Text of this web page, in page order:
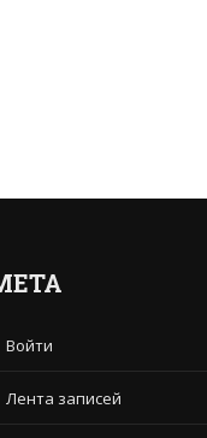
Войти
Лента записей